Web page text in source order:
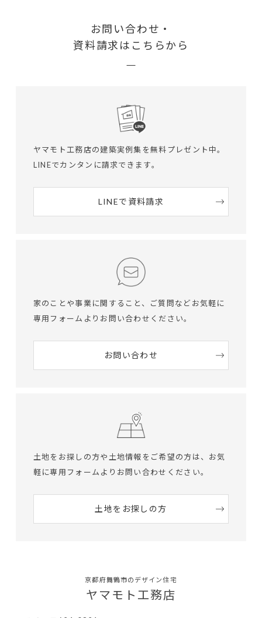
お問い合わせ・
資料請求はこちらから
ヤマモト工務店の建築実例集を無料プレゼント中。
LINEでカンタンに請求できます。
LINEで資料請求
家のことや事業に関すること、ご質問など お気軽に
専用フォームよりお問い合わせください。
お問い合わせ
土地をお探しの方や土地情報をご希望の方は、 お気
軽に専用フォームよりお問い合わせください。
土地をお探しの方
京都府舞鶴市のデザイン住宅
ヤマモト工務店